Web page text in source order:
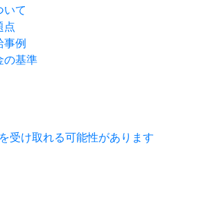
いて
点
事例
の基準
受け取れる可能性があります